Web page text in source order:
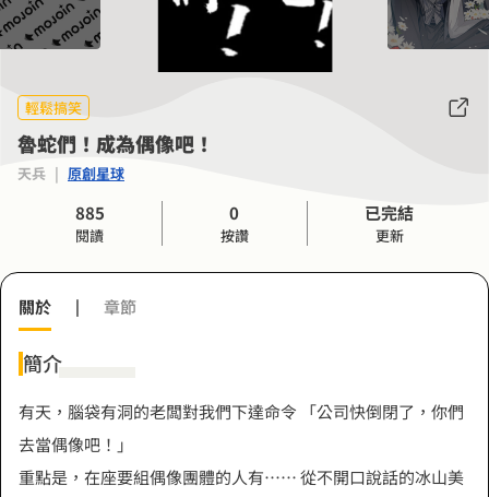
輕鬆搞笑
魯蛇們！成為偶像吧！
天兵 | 原創星球
885
閱讀
0
按讚
已完結
更新
關於 | 章節
簡介
有天，腦袋有洞的老闆對我們下達命令 「公司快倒閉了，你們
去當偶像吧！」
重點是，在座要組偶像團體的人有…… 從不開口說話的冰山美